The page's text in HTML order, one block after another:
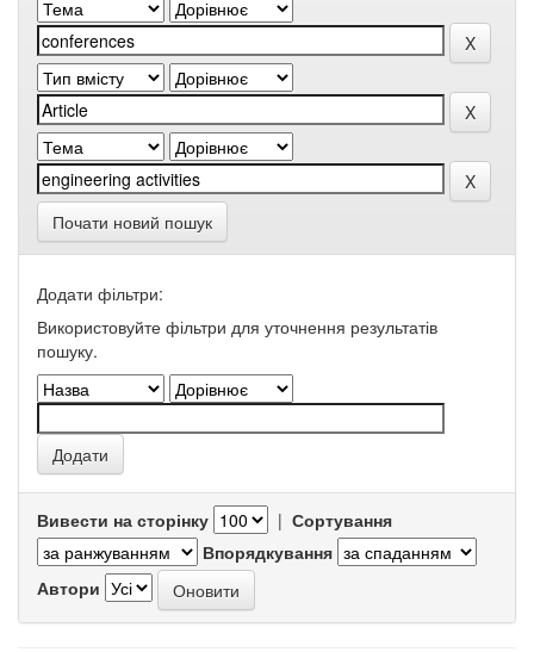
Почати новий пошук
Додати фільтри:
Використовуйте фільтри для уточнення результатів
пошуку.
Вивести на сторінку | Сортування
Впорядкування
Автори